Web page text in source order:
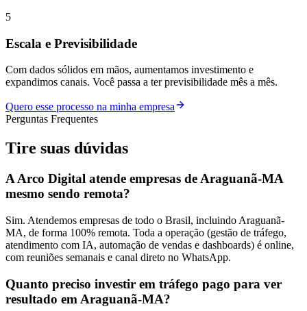
5
Escala e Previsibilidade
Com dados sólidos em mãos, aumentamos investimento e
expandimos canais. Você passa a ter previsibilidade mês a mês.
Quero esse processo na minha empresa
Perguntas Frequentes
Tire suas dúvidas
A Arco Digital atende empresas de Araguanã-MA
mesmo sendo remota?
Sim. Atendemos empresas de todo o Brasil, incluindo Araguanã-
MA, de forma 100% remota. Toda a operação (gestão de tráfego,
atendimento com IA, automação de vendas e dashboards) é online,
com reuniões semanais e canal direto no WhatsApp.
Quanto preciso investir em tráfego pago para ver
resultado em Araguanã-MA?